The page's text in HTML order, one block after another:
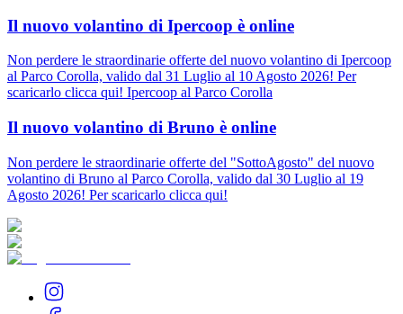
Il nuovo volantino di Ipercoop è online
Non perdere le straordinarie offerte del nuovo volantino di Ipercoop
al Parco Corolla, valido dal 31 Luglio al 10 Agosto 2026! Per
scaricarlo clicca qui! Ipercoop al Parco Corolla
Il nuovo volantino di Bruno è online
Non perdere le straordinarie offerte del "SottoAgosto" del nuovo
volantino di Bruno al Parco Corolla, valido dal 30 Luglio al 19
Agosto 2026! Per scaricarlo clicca qui!